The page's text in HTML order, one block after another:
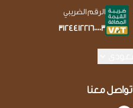
الرقم الضريبي
312441221600003
تواصل معنا